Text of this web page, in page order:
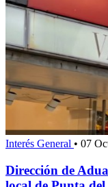
Interés General • 07
Dirección de